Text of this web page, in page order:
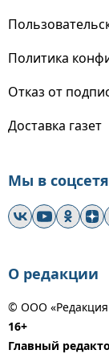
Политика
Отказ от
Доставка газет
Мы в
О редакции
© ООО «Редакция
16+
Главный